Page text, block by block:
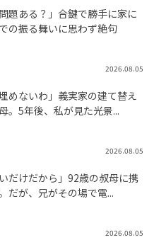
題ある？」合鍵で勝手に家に
の振る舞いに思わず絶句
2026.08.05
めないわ」義実家の建て替え
。5年後、私が見た光景...
2026.08.05
だけだから」92歳の叔母に携
だが、兄がその場で電...
2026.08.05